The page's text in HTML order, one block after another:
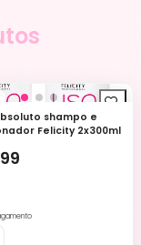
shampo e
Felicity 2x300ml